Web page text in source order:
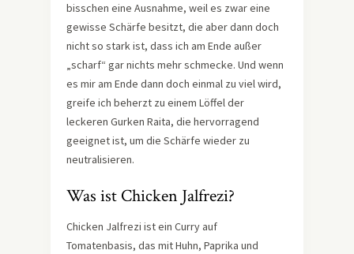
bisschen eine Ausnahme, weil es zwar eine
gewisse Schärfe besitzt, die aber dann doch
nicht so stark ist, dass ich am Ende außer
„scharf“ gar nichts mehr schmecke. Und wenn
es mir am Ende dann doch einmal zu viel wird,
greife ich beherzt zu einem Löffel der
leckeren Gurken Raita, die hervorragend
geeignet ist, um die Schärfe wieder zu
neutralisieren.
Was ist Chicken Jalfrezi?
Chicken Jalfrezi ist ein Curry auf
Tomatenbasis, das mit Huhn, Paprika und